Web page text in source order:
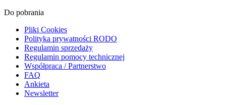
Do pobrania
Pliki Cookies
Polityka prywatności RODO
Regulamin sprzedaży
Regulamin pomocy technicznej
Współpraca / Partnerstwo
FAQ
Ankieta
Newsletter